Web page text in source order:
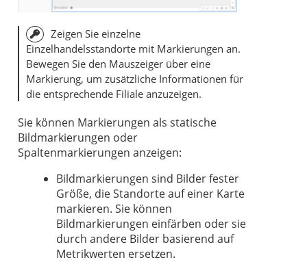
Zeigen Sie einzelne
Einzelhandelsstandorte mit Markierungen an.
Bewegen Sie den Mauszeiger über eine
Markierung, um zusätzliche Informationen für
die entsprechende Filiale anzuzeigen.
Sie können Markierungen als statische
Bildmarkierungen oder
Spaltenmarkierungen anzeigen:
Bildmarkierungen sind Bilder fester
Größe, die Standorte auf einer Karte
markieren. Sie können
Bildmarkierungen einfärben oder sie
durch andere Bilder basierend auf
Metrikwerten ersetzen.